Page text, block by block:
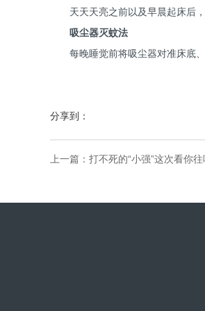
天天天亮之前以及早晨起床后
吸尘器灭蚊法
每晚睡觉前将吸尘器对准床底
分享到：
上一篇： 打不死的“小强”这次看你